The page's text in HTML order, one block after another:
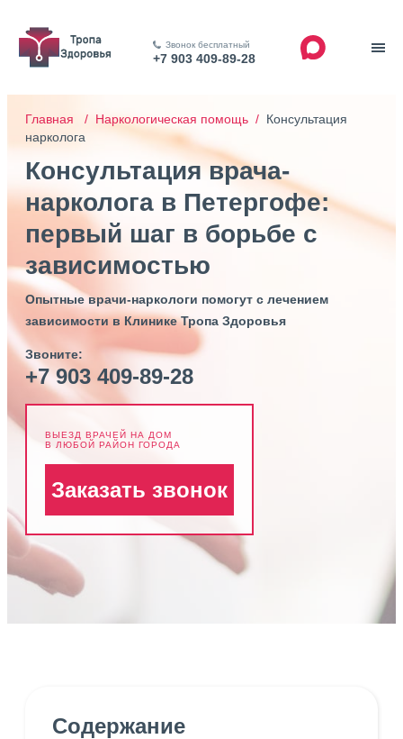
Звонок бесплатный
+7 903 409-89-28
Главная / Наркологическая помощь / Консультация
нарколога
Консультация врача-
нарколога в Петергофе:
первый шаг в борьбе с
зависимостью
Опытные врачи-наркологи помогут с лечением
зависимости в Клинике Тропа Здоровья
Звоните:
+7 903 409-89-28
ВЫЕЗД ВРАЧЕЙ НА ДОМ
В ЛЮБОЙ РАЙОН ГОРОДА
Заказать звонок
Содержание